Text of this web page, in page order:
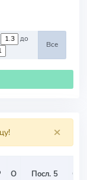
до
Все
×
О Посл. 5 О/И